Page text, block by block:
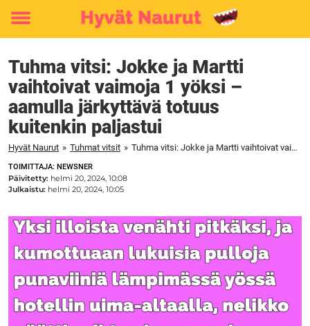
Toggle
Tuhma vitsi: Jokke ja Martti
vaihtoivat vaimoja 1 yöksi –
aamulla järkyttävä totuus
kuitenkin paljastui
Hyvät Naurut » Tuhmat vitsit » Tuhma vitsi: Jokke ja Martti vaihtoivat vaimoja 1 yöksi – aamulla järkyttävä totuus kuitenkin paljastui
TOIMITTAJA: NEWSNER
Päivitetty: helmi 20, 2024, 10:08
Julkaistu: helmi 20, 2024, 10:05